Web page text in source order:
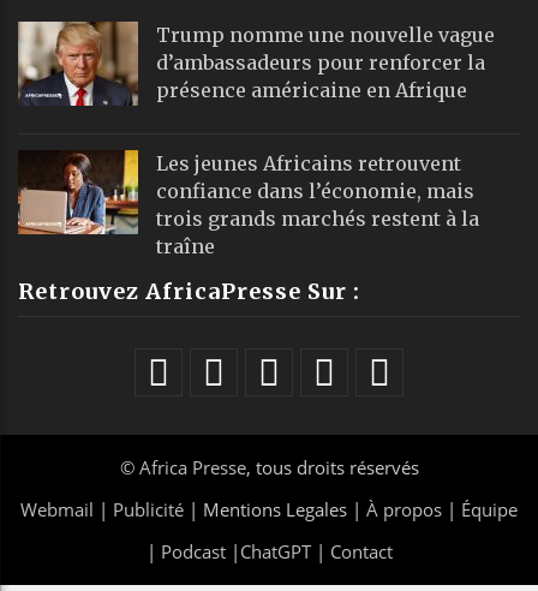
Trump nomme une nouvelle vague
d’ambassadeurs pour renforcer la
présence américaine en Afrique
Les jeunes Africains retrouvent
confiance dans l’économie, mais
trois grands marchés restent à la
traîne
Retrouvez AfricaPresse Sur :
© Africa Presse, tous droits réservés
Webmail | Publicité | Mentions Legales | À propos | Équipe
| Podcast| ChatGPT| Contact